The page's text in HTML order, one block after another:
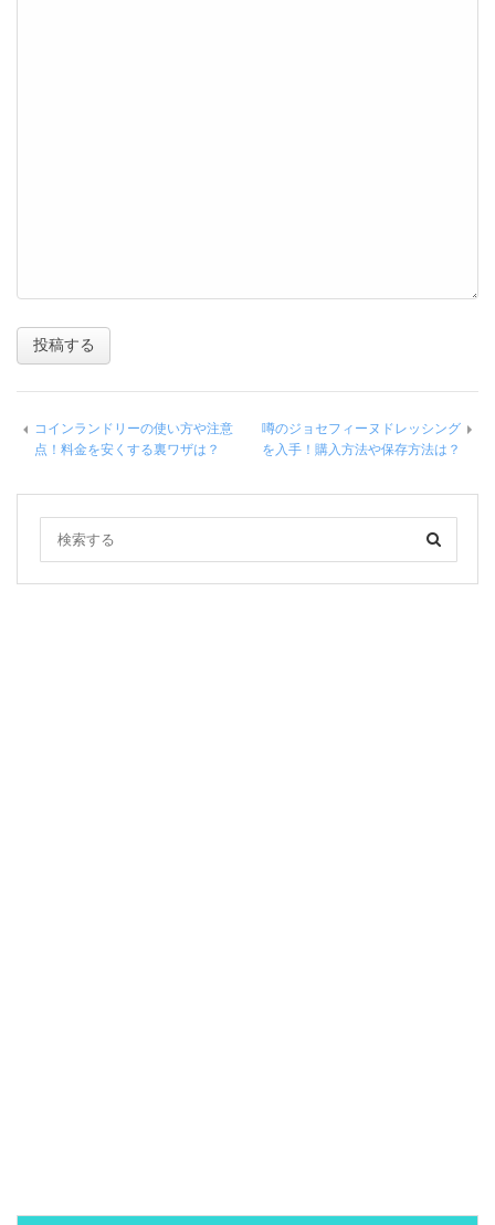
コインランドリーの使い方や注意
点！料金を安くする裏ワザは？
噂のジョセフィーヌドレッシング
を入手！購入方法や保存方法は？